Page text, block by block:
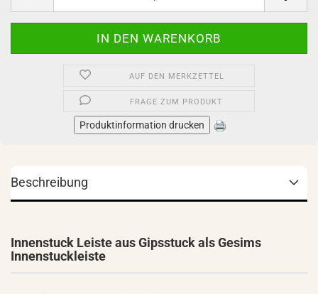
AUF DEN MERKZETTEL
FRAGE ZUM PRODUKT
Produktinformation drucken
Beschreibung
Innenstuck Leiste aus Gipsstuck als Gesims
Innenstuckleiste